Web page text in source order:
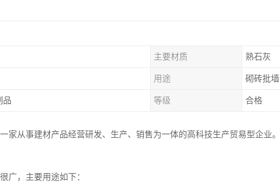
主要材质 熟石灰
用途 砌砖批墙
品 等级 合格
家从事建材产品经营研发、生产、销售为一体的高科技生产贸易型企业。
广，主要用途如下：